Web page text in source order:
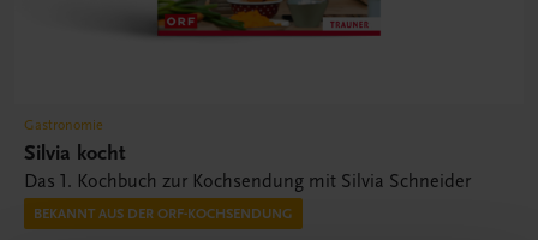
Gastronomie
Silvia kocht
Das 1. Kochbuch zur Kochsendung mit Silvia Schneider
BEKANNT AUS DER ORF-KOCHSENDUNG